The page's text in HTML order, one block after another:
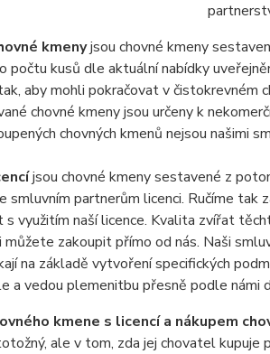
kmenyjsou chovné kmeny
počtu kusů dle aktuální nabídky
aby mohli pokračovat v čistokrevném
chovné kmeny jsou určeny k
chovných kmenů nejsou našimi
jsou chovné kmeny sestavené z
partnerům licenci. Ručíme tak
využitím naší licence. Kvalita zvířat
zakoupit přímo od nás. Naši
na základě vytvoření specifických
a vedou plemenitbu přesně podle námi
kmene s licencí a nákupem
ale v tom, zda jej chovatel kupuje